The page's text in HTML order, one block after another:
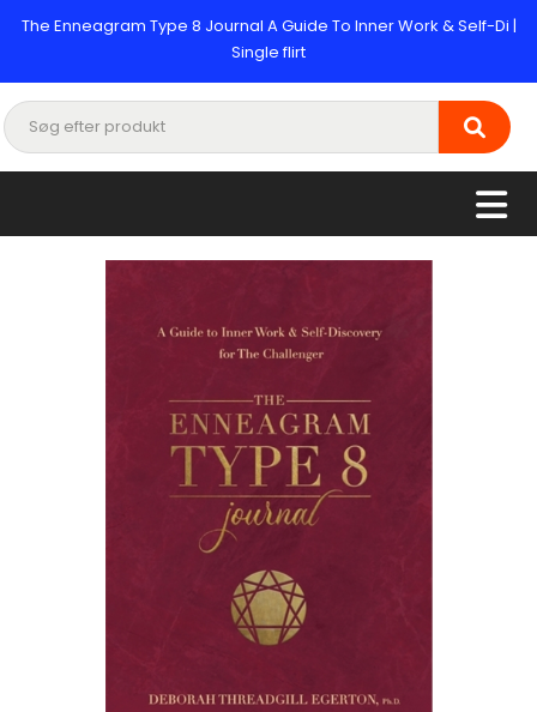
The Enneagram Type 8 Journal A Guide To Inner Work & Self-Di |
Single flirt